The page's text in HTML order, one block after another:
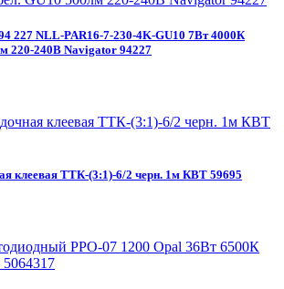
227 NLL-PAR16-7-230-4K-GU10 7Вт 4000К
220-240В Navigator 94227
клеевая ТТК-(3:1)-6/2 черн. 1м КВТ 59695